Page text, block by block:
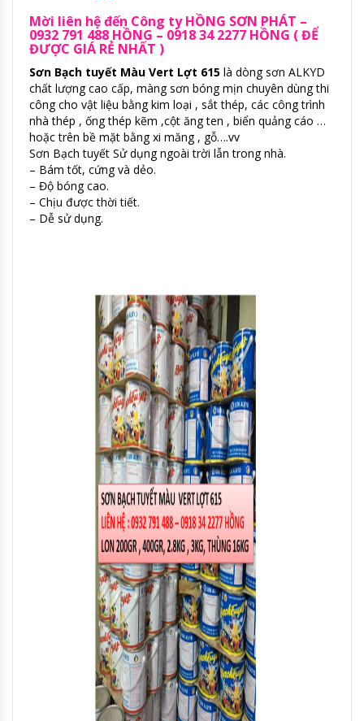
Mời liên hệ đến Công ty HỒNG SƠN PHÁT –
0932 791 488 HỒNG – 0918 34 2277 HỒNG ( ĐỂ
ĐƯỢC GIÁ RẺ NHẤT )
Sơn Bạch tuyết Màu Vert Lợt 615 là dòng sơn ALKYD
chất lượng cao cấp, màng sơn bóng mịn chuyên dùng thi
công cho vật liệu bằng kim loại , sắt thép, các công trình
nhà thép , ống thép kẽm ,cột ăng ten , biển quảng cáo …
hoặc trên bề mặt bằng xi măng , gỗ….vv
Sơn Bạch tuyết Sử dụng ngoài trời lẫn trong nhà.
– Bám tốt, cứng và dẻo.
– Độ bóng cao.
– Chịu được thời tiết.
– Dễ sử dụng.